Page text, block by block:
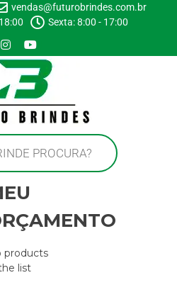
vendas@futurobrindes.com.br
Sexta: 8:00 - 17:00
products
list